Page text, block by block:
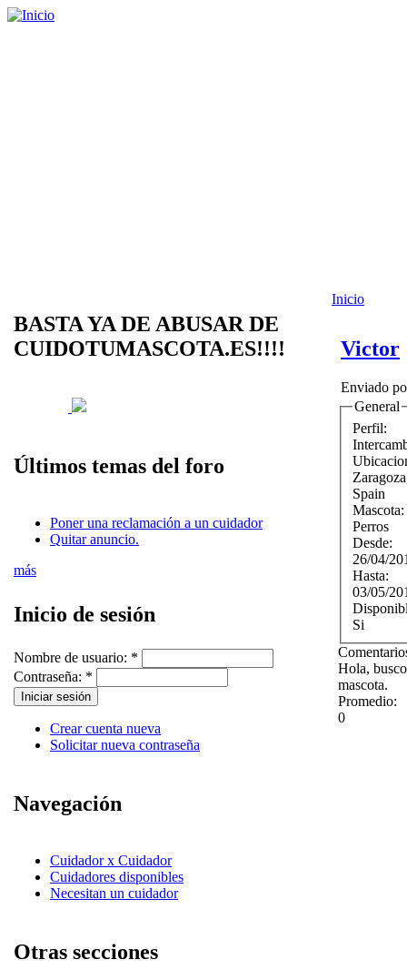
BASTA YA DE ABUSAR DE
CUIDOTUMASCOTA.ES!!!!
Últimos temas del foro
Poner una reclamación a un cuidador
Quitar anuncio.
más
Inicio de sesión
Nombre de usuario: *
Contraseña: *
Crear cuenta nueva
Solicitar nueva contraseña
Navegación
Cuidador x Cuidador
Cuidadores disponibles
Necesitan un cuidador
Otras secciones
Inicio
Victor
Enviado
General
Perfil:
Zaragoza
Spain
Mascota:
Perros
Desde:
26/04/
Hasta:
03/05/
Si
Hola,
mascota.
Promedio:
0